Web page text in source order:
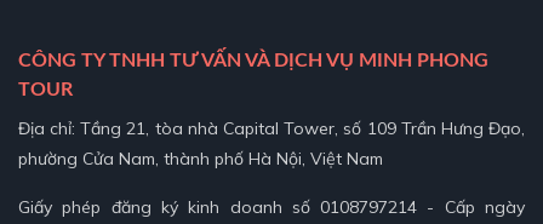
CÔNG TY TNHH TƯ VẤN VÀ DỊCH VỤ MINH PHONG
TOUR
Địa chỉ: Tầng 21, tòa nhà Capital Tower, số 109 Trần Hưng Đạo,
phường Cửa Nam, thành phố Hà Nội, Việt Nam
Giấy phép đăng ký kinh doanh số 0108797214 - Cấp ngày